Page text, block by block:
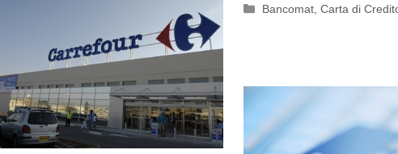
Categorie
Bancomat ,Carta di